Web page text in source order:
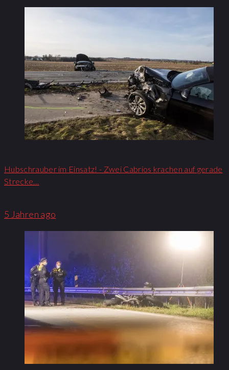
Hubschrauber im Einsatz! - Zwei Cabrios krachen auf gerade
Strecke…
5 Jahren ago